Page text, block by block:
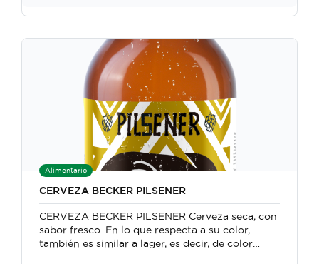
en botella 100% natural y también forzada a
botellas contienen 350 ml equivalentes a 12 oz y
también podemos trabajar con barriles. Las
botellas vienen empacadas en cajas de cartón
corrugado con 24 unidades.
Alimentario
CERVEZA BECKER PILSENER
CERVEZA BECKER PILSENER Cerveza seca, con
sabor fresco. En lo que respecta a su color,
también es similar a lager, es decir, de color